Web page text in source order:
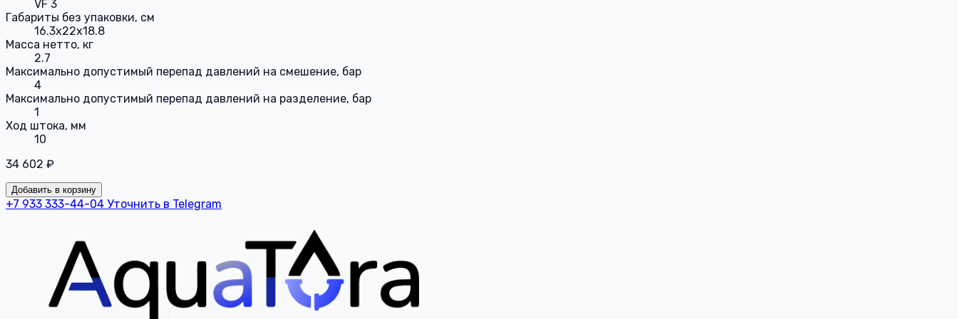
VF 3
Габариты без упаковки, см
16.3x22x18.8
Масса нетто, кг
2.7
Максимально допустимый перепад давлений на смешение, бар
4
Максимально допустимый перепад давлений на разделение, бар
1
Ход штока, мм
10
34 602 ₽
Добавить в корзину
+7 933 333-44-04 Уточнить в Telegram